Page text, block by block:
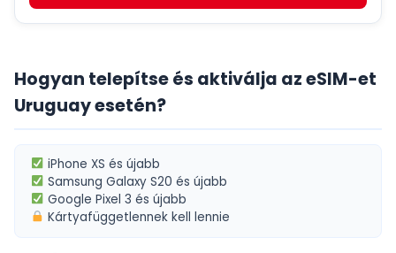
Hogyan telepítse és aktiválja az eSIM-et
Uruguay esetén?
iPhone XS és újabb
Samsung Galaxy S20 és újabb
Google Pixel 3 és újabb
Kártyafüggetlennek kell lennie